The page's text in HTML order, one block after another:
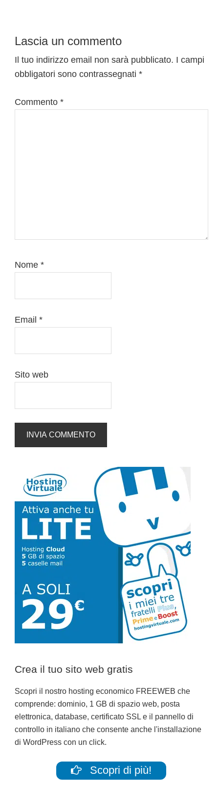
Interazioni
del
lettore
Lascia un commento
Il tuo indirizzo email non sarà pubblicato. I campi
obbligatori sono contrassegnati *
Commento *
Nome *
Email *
Sito web
Barra
laterale
primaria
Crea il tuo sito web gratis
Scopri il nostro hosting economico FREEWEB che
comprende: dominio, 1 GB di spazio web, posta
elettronica, database, certificato SSL e il pannello di
controllo in italiano che consente anche l'installazione
di WordPress con un click.
Scopri di più!